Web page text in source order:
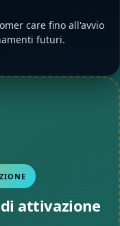
care fino all'avvio
futuri.
attivazione